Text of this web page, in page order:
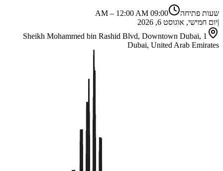
שעות פתיחה 09:00 AM
– 12:00 AM
|יום חמישי, אוגוסט 6, 2026
1 Sheikh Mohammed bin Rashid Blvd, Downtown Dubai,
Dubai, United Arab Emirates